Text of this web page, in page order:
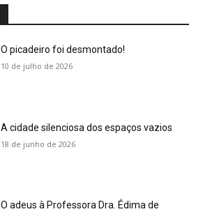
O picadeiro foi desmontado!
10 de julho de 2026
A cidade silenciosa dos espaços vazios
18 de junho de 2026
O adeus à Professora Dra. Édima de